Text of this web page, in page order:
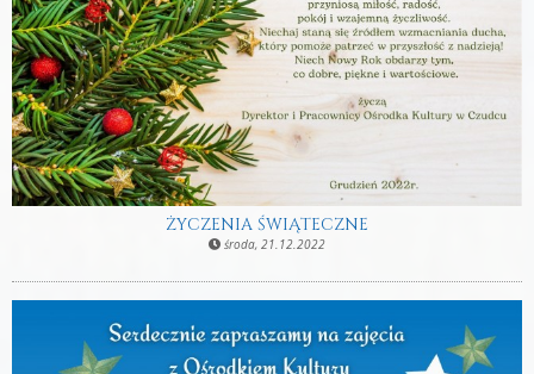
ŻYCZENIA ŚWIĄTECZNE
środa, 21.12.2022